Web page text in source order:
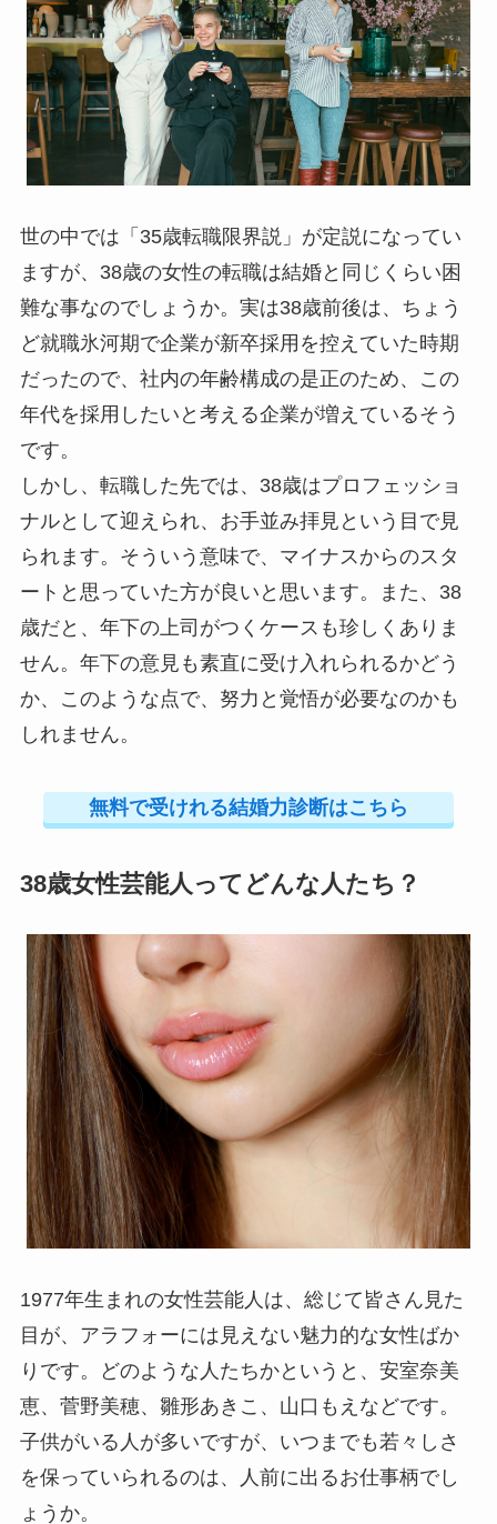
世の中では「35歳転職限界説」が定説になってい
ますが、38歳の女性の転職は結婚と同じくらい困
難な事なのでしょうか。実は38歳前後は、ちょう
ど就職氷河期で企業が新卒採用を控えていた時期
だったので、社内の年齢構成の是正のため、この
年代を採用したいと考える企業が増えているそう
です。
しかし、転職した先では、38歳はプロフェッショ
ナルとして迎えられ、お手並み拝見という目で見
られます。そういう意味で、マイナスからのスタ
ートと思っていた方が良いと思います。また、38
歳だと、年下の上司がつくケースも珍しくありま
せん。年下の意見も素直に受け入れられるかどう
か、このような点で、努力と覚悟が必要なのかも
しれません。
無料で受けれる結婚力診断はこちら
38歳女性芸能人ってどんな人たち？
1977年生まれの女性芸能人は、総じて皆さん見た
目が、アラフォーには見えない魅力的な女性ばか
りです。どのような人たちかというと、安室奈美
恵、菅野美穂、雛形あきこ、山口もえなどです。
子供がいる人が多いですが、いつまでも若々しさ
を保っていられるのは、人前に出るお仕事柄でし
ょうか。